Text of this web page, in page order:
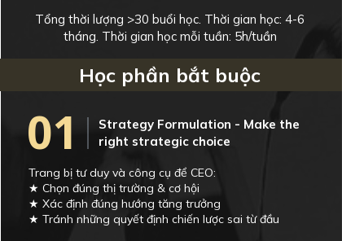
01
Strategy Formulation - Make the
right strategic choice
Trang bị tư duy và công cụ để CEO:
★ Chọn đúng thị trường & cơ hội
★ Xác định đúng hướng tăng trưởng
★ Tránh những quyết định chiến lược sai từ đầu
Học phần bắt buộc
Tổng thời lượng >30 buổi học. Thời gian học: 4-6
tháng. Thời gian học mỗi tuần: 5h/tuần